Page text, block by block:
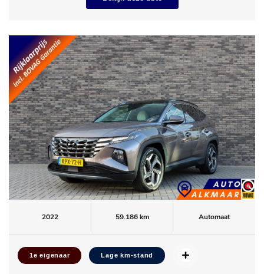
2022 59.186 km Automaat
1e eigenaar Lage km-stand